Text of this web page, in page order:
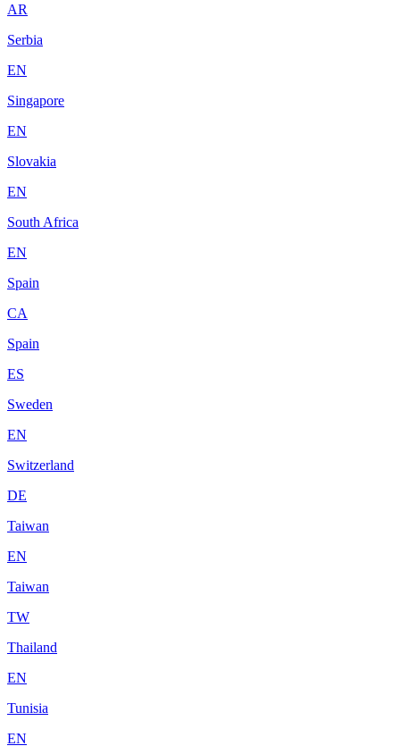
AR
Serbia
EN
Singapore
EN
Slovakia
EN
South Africa
EN
Spain
CA
Spain
ES
Sweden
EN
Switzerland
DE
Taiwan
EN
Taiwan
TW
Thailand
EN
Tunisia
EN